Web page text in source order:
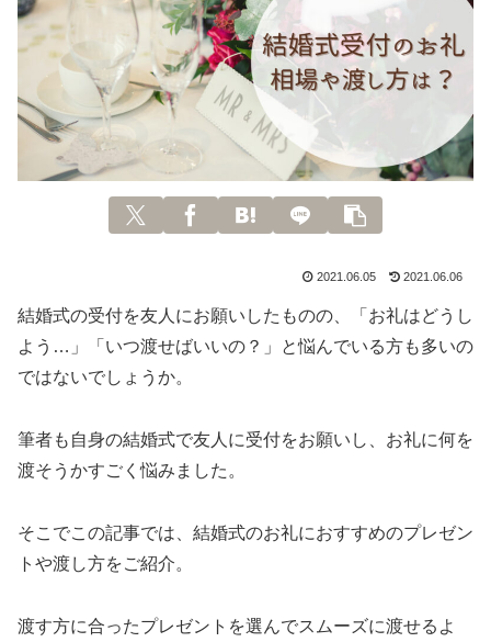
2021.06.05 2021.06.06
結婚式の受付を友人にお願いしたものの、「お礼はどうし
よう…」「いつ渡せばいいの？」と悩んでいる方も多いの
ではないでしょうか。
筆者も自身の結婚式で友人に受付をお願いし、お礼に何を
渡そうかすごく悩みました。
そこでこの記事では、結婚式のお礼におすすめのプレゼン
トや渡し方をご紹介。
渡す方に合ったプレゼントを選んでスムーズに渡せるよ